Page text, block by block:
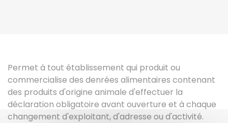
Permet à tout établissement qui produit ou
commercialise des denrées alimentaires contenant
des produits d'origine animale d'effectuer la
déclaration obligatoire avant ouverture et à chaque
changement d'exploitant, d'adresse ou d'activité.